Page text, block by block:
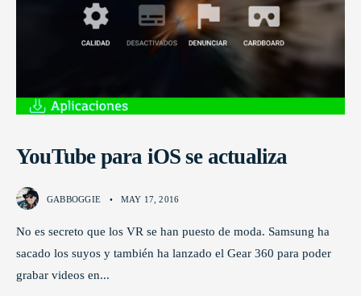
YouTube para iOS se actualiza
GABBOGGIE • MAY 17, 2016
No es secreto que los VR se han puesto de moda. Samsung ha
sacado los suyos y también ha lanzado el Gear 360 para poder
grabar videos en...